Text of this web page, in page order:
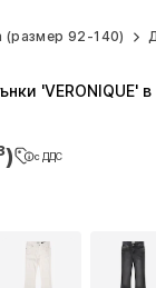
(размер 92-140)
с ДДС
'VERONIQUE'